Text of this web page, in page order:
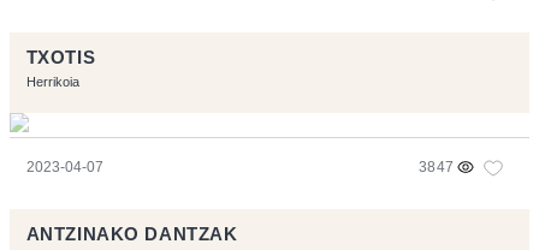
TXOTIS
Herrikoia
2023-04-07 3847
ANTZINAKO DANTZAK